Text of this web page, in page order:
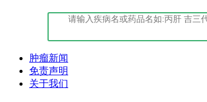
肿瘤新闻
免责声明
关于我们